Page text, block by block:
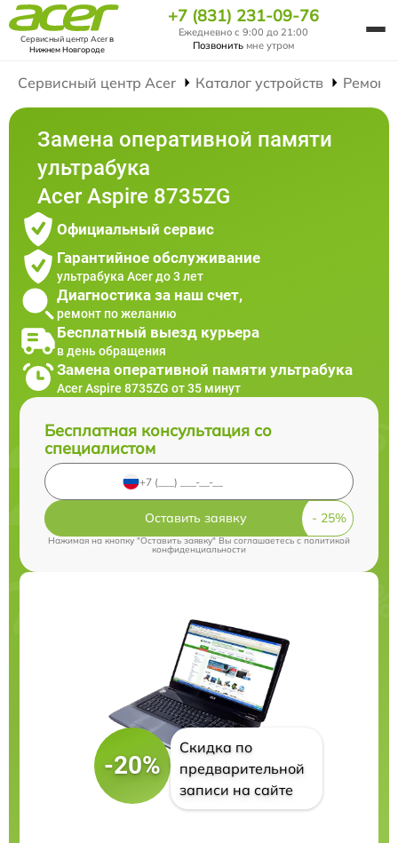
Сервисный центр Acerв
Нижнем Новгороде
+7 (831) 231-09-76
Ежедневно с 9:00 до 21:00
Позвонить мне утром
Сервисный центр Acer Каталог устройств Ремонт
Замена оперативной памяти
ультрабука
Acer Aspire 8735ZG
Официальный сервис
Гарантийное обслуживание
ультрабука Acer до 3 лет
Диагностика за наш счет,
ремонт по желанию
Бесплатный выезд курьера
в день обращения
Замена оперативной памяти ультрабука
Acer Aspire 8735ZG от 35 минут
Бесплатная консультация со
специалистом
Оставить заявку
Нажимая на кнопку "Оставить заявку" Вы соглашаетесь cполитикой
конфиденциальности
-20%
Скидка по
предварительной
записи на сайте